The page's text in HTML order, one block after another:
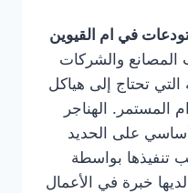
في ام القيوين
والشركات
التي تحتاج إلى هياكل
المستمر. الهناجر
على الحديد
تنفيذها بواسطة
لديها خبرة في الأعمال